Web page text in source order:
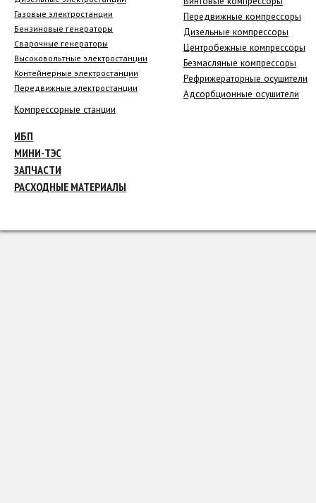
Газовые электростанции
Бензиновые генераторы
Сварочные генераторы
Высоковольтные электростанции
Контейнерные электростанции
Передвижные электростанции
Передвижные компрессоры
Дизельные компрессоры
Центробежные компрессоры
Безмасляные компрессоры
Рефрижераторные осушители
Адсорбционные осушители
Компрессорные станции
ИБП
МИНИ-ТЭС
ЗАПЧАСТИ
РАСХОДНЫЕ МАТЕРИАЛЫ